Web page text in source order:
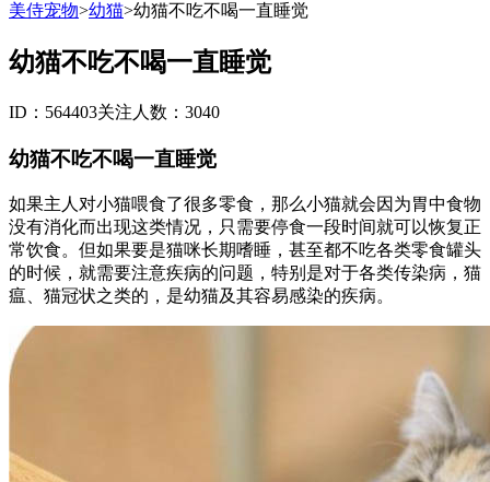
美侍宠物>幼猫>幼猫不吃不喝一直睡觉
幼猫不吃不喝一直睡觉
ID：564403关注人数：3040
幼猫不吃不喝一直睡觉
如果主人对小猫喂食了很多零食，那么小猫就会因为胃中食物
没有消化而出现这类情况，只需要停食一段时间就可以恢复正
常饮食。但如果要是猫咪长期嗜睡，甚至都不吃各类零食罐头
的时候，就需要注意疾病的问题，特别是对于各类传染病，猫
瘟、猫冠状之类的，是幼猫及其容易感染的疾病。